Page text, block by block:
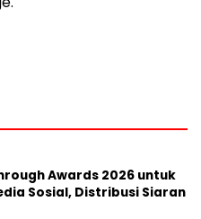
Awards 2026 untuk
Sosial, Distribusi Siaran